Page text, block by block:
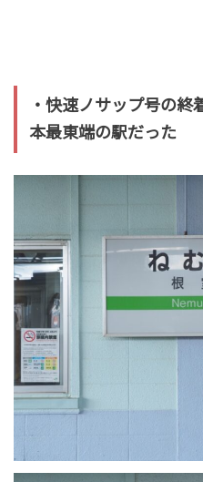
・快速ノサップ号の終
本最東端の駅だった